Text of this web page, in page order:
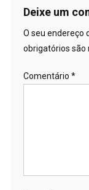
Deixe um
O seu endereço
obrigatórios são
Comentário *